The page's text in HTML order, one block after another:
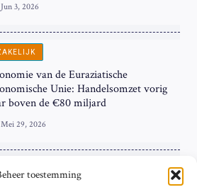
toestemming
Jun 3, 2026
van de Euraziatische
Unie: Handelsomzet vorig
boven de €80 miljard
Mei 29, 2026